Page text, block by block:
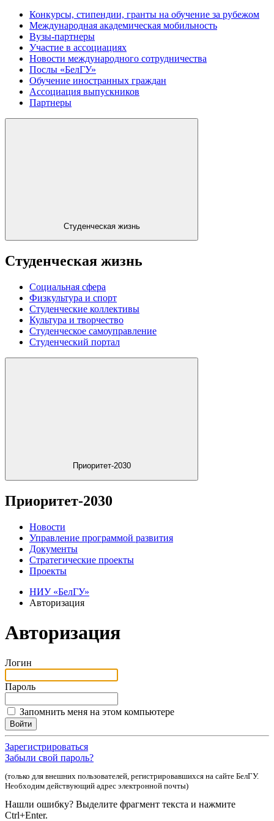
Конкурсы, стипендии, гранты на обучение за рубежом
Международная академическая мобильность
Вузы-партнеры
Участие в ассоциациях
Новости международного сотрудничества
Послы «БелГУ»
Обучение иностранных граждан
Ассоциация выпускников
Партнеры
Студенческая жизнь
Студенческая жизнь
Социальная сфера
Физкультура и спорт
Студенческие коллективы
Культура и творчество
Студенческое самоуправление
Студенческий портал
Приоритет-2030
Приоритет-2030
Новости
Управление программой развития
Документы
Стратегические проекты
Проекты
НИУ «БелГУ»
Авторизация
Авторизация
Логин
Пароль
Запомнить меня на этом компьютере
Зарегистрироваться
Забыли свой пароль?
(только для внешних пользователей, регистрировавшихся на сайте БелГУ.
Необходим действующий адрес электронной почты)
Нашли ошибку? Выделите фрагмент текста и нажмите
Ctrl+Enter.